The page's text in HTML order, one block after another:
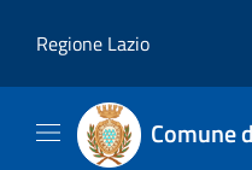
Regione Lazio
Comune